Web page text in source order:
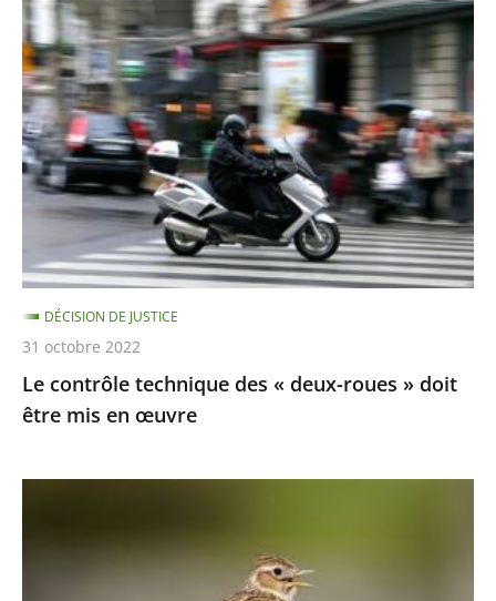
temporaire
d’attente
dans
laquelle
certains
pa...
Le
contrôle
technique
des
«
deux-
roues
doit
être
mis
en
œuvre
Le contrôle technique des « deux-roues » doit
être mis en œuvre
DÉCISION DE JUSTICE
31 octobre 2022